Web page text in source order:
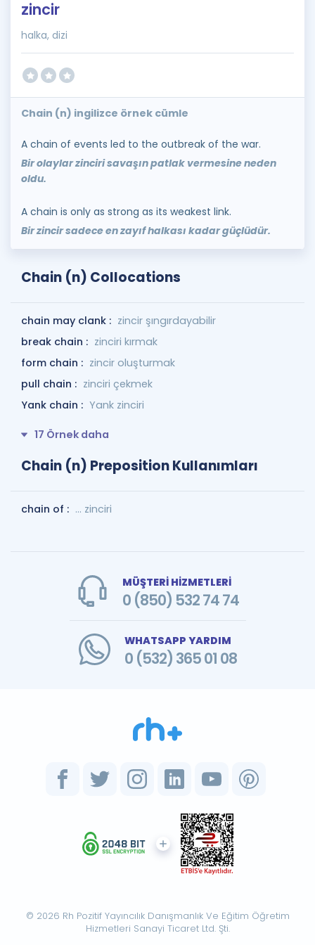
zincir
halka, dizi
Chain (n) ingilizce örnek cümle
A chain of events led to the outbreak of the war.
Bir olaylar zinciri savaşın patlak vermesine neden
oldu.
A chain is only as strong as its weakest link.
Bir zincir sadece en zayıf halkası kadar güçlüdür.
Chain (n) Collocations
chain may clank : zincir şıngırdayabilir
break chain : zinciri kırmak
form chain : zincir oluşturmak
pull chain : zinciri çekmek
Yank chain : Yank zinciri
17 Örnek daha
Chain (n) Preposition Kullanımları
chain of : ... zinciri
MÜŞTERİ HİZMETLERİ
0 (850) 532 74 74
WHATSAPP YARDIM
0 (532) 365 01 08
© 2026 Rh Pozitif Yayıncılık Danışmanlık Ve Eğitim Öğretim
Hizmetleri Sanayi Ticaret Ltd. Şti.